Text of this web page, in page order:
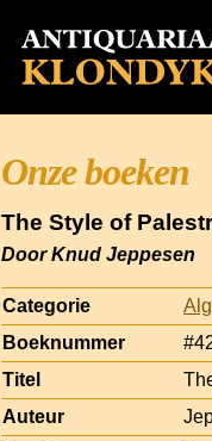
Onze boeken
The Style of
Door Knud Jeppesen
Categorie
Boeknummer
Titel
Auteur